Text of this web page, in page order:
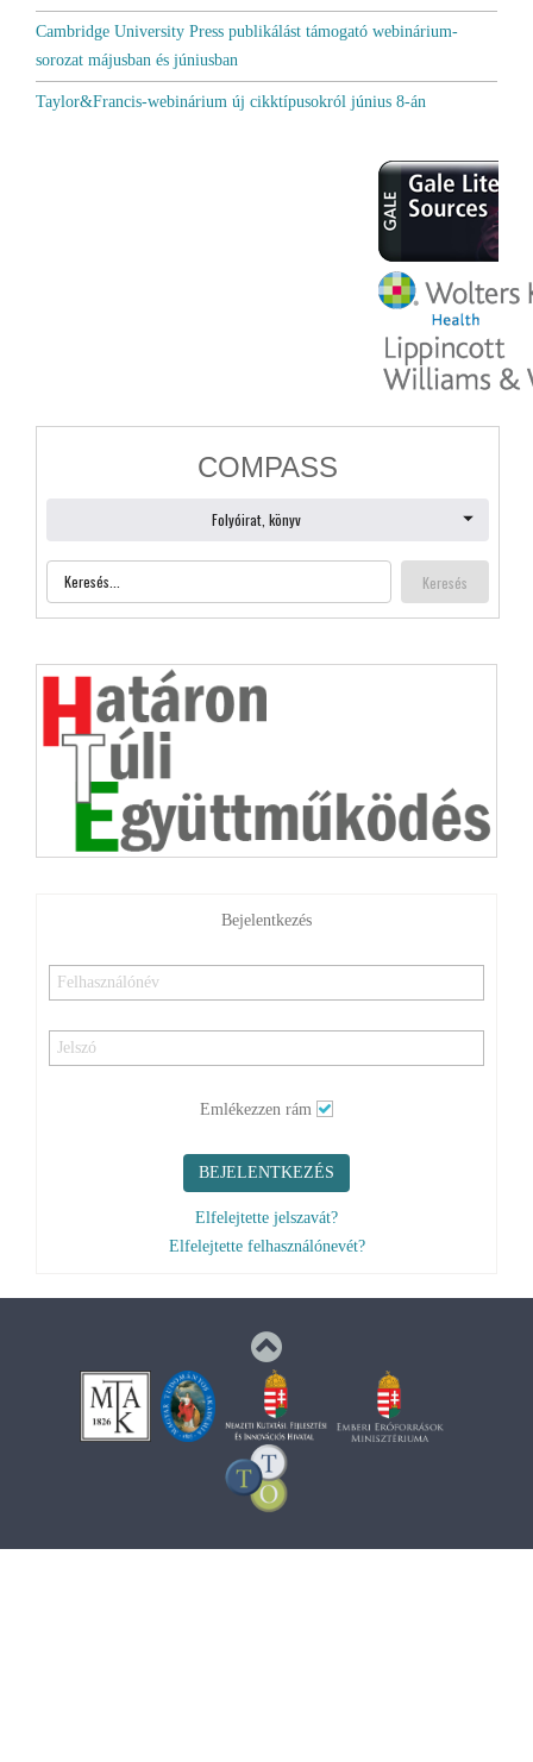
Cambridge University Press publikálást támogató webinárium-
sorozat májusban és júniusban
Taylor&Francis-webinárium új cikktípusokról június 8-án
Bejelentkezés
Elfelejtette jelszavát?